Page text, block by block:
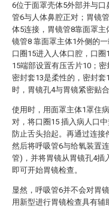
6位于面罩壳体5外部并与
管6与人体鼻腔正对；胃镜
体5连接，胃镜管8靠面罩主
镜管8 靠面罩主体1外侧的
口圈15进入人体口腔，口
15端部设置有压舌片10；
密封套13是柔性的，密封
时，胃镜孔4与胃镜紧密贴合
使用时，用面罩主体1罩住
对，将口圈15 插入病人口
防止舌头抬起。再通过连接
然后将呼吸管6与给氧装置
管)，并将胃镜从胃镜孔4插
即可开始胃镜检查。
显然，呼吸管6并不会对胃
用新型进行胃镜检查具有辅